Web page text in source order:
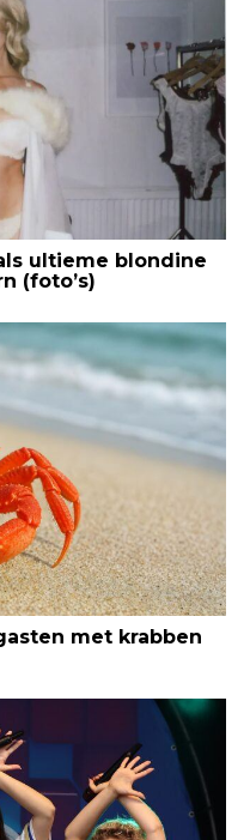
ultieme blondine
(foto’s)
met krabben